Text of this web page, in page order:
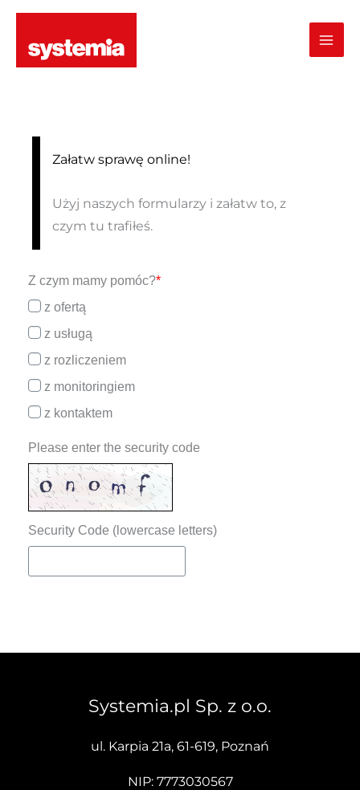
Przejdź
treści
Załatw sprawę online!
Użyj naszych formularzy i załatw to, z
czym tu trafiłeś.
Z czym mamy pomóc?*
z ofertą
z usługą
z rozliczeniem
z monitoringiem
z kontaktem
Please enter the security code
Security Code (lowercase letters)
Systemia.pl Sp. z o.o.
ul. Karpia 21a, 61-619, Poznań
NIP: 7773030567